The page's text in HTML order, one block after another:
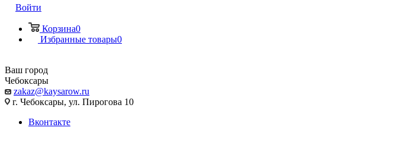
Войти
Корзина0
Избранные товары0
Ваш город
Чебоксары
zakaz@kaysarow.ru
г. Чебоксары, ул. Пирогова 10
Вконтакте